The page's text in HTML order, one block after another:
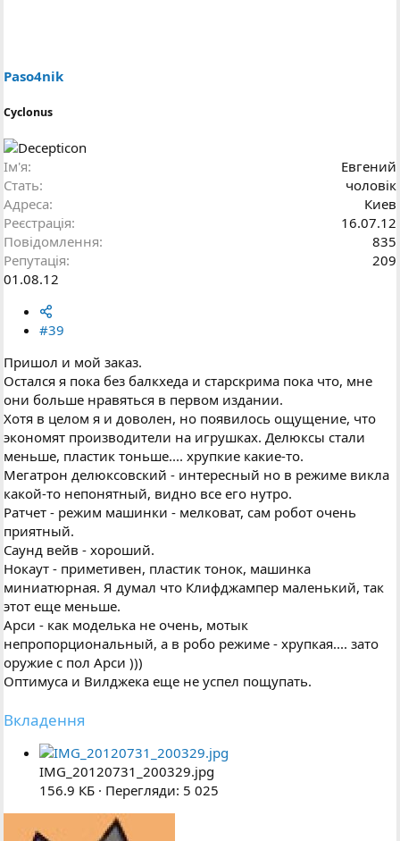
Paso4nik
Cyclonus
Ім'я
Евгений
Стать
чоловік
Адреса
Киев
Реєстрація
16.07.12
Повідомлення
835
Репутація
209
01.08.12
#39
Пришол и мой заказ.
Остался я пока без балкхеда и старскрима пока что, мне
они больше нравяться в первом издании.
Хотя в целом я и доволен, но появилось ощущение, что
экономят производители на игрушках. Делюксы стали
меньше, пластик тоньше.... хрупкие какие-то.
Мегатрон делюксовский - интересный но в режиме викла
какой-то непонятный, видно все его нутро.
Ратчет - режим машинки - мелковат, сам робот очень
приятный.
Саунд вейв - хороший.
Нокаут - приметивен, пластик тонок, машинка
миниатюрная. Я думал что Клифджампер маленький, так
этот еще меньше.
Арси - как моделька не очень, мотык
непропорциональный, а в робо режиме - хрупкая.... зато
оружие с пол Арси )))
Оптимуса и Вилджека еще не успел пощупать.
Вкладення
IMG_20120731_200329.jpg
156.9 КБ · Перегляди: 5 025